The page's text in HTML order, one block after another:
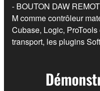
- BOUTON DAW
M comme contrôleur
Cubase, Logic,
transport, les plugins